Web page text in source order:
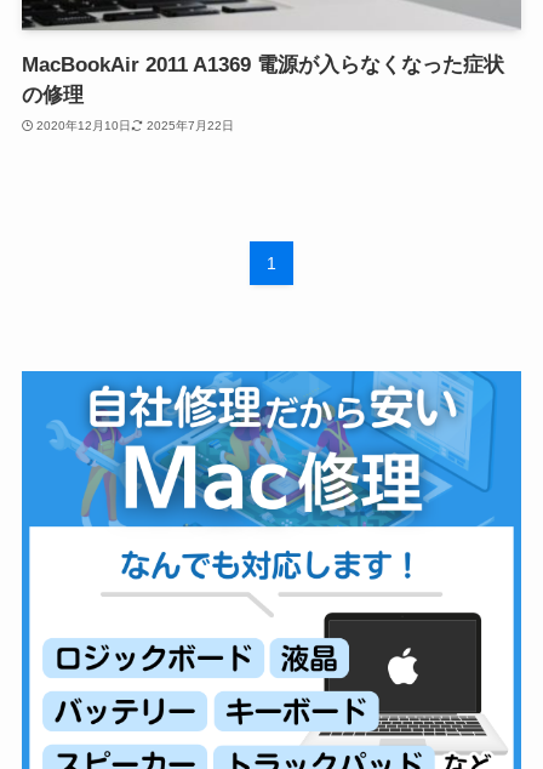
MacBookAir 2011 A1369 電源が入らなくなった症状
の修理
2020年12月10日 2025年7月22日
1